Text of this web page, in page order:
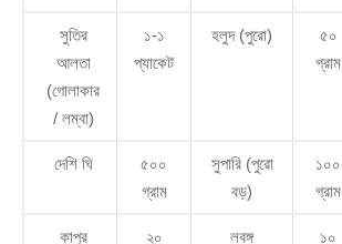
সুতির
আলতা
(গোলাকার
/ লম্বা)
১-১
প্যাকেট
হলুদ (পুরো)
৫০
গ্রাম
দেশি ঘি
৫০০
গ্রাম
সুপারি (পুরো
বড়)
১০০
গ্রাম
কাপুর
২০
লবঙ্গ
১০